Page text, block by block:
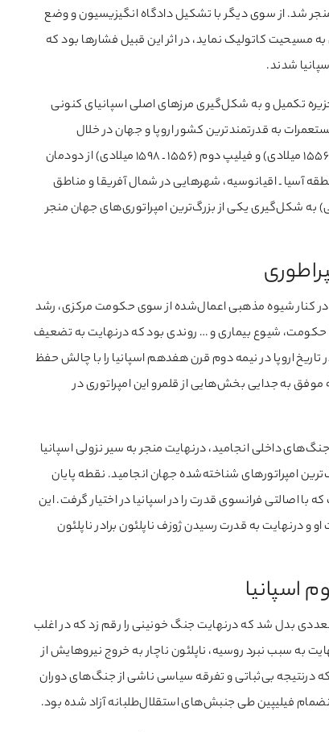
شد. از سوی دیگر با تشکیل دادگاه انگیزیسیون و وضع
کاتولیک نماید، در اثر این قبیل فشارها بود که
شدند.
۱۵۱۲، روند تمرکز قدرت در شبه‌جزیره تکمیل و به شکل‌گیری مرزهای اصلی اسپانیای کنونی
به قدرتمندترین کشور اروپا و جهان در خلال
قرن‌های شانزدهم و هفدهم به‌ویژه در دوران پادشاهی کارلوس یکم (۱۵۱۶ ـ ۱۵۵۶ میلادی) و فیلیپ دوم (۱۵۵۶ ـ ۱۵۹۸ میلادی) از دودمان
آسیا ـ اقیانوسیه، شهرهایی در شمال آفریقا و مناطق
به شکل‌گیری یکی از بزرگ‌ترین امپراتوری‌های جهان منجر
در کنار شیوه مذهبی اعمال‌شده از سوی حکومت مرکزی، رشد
حکومت، شیوع بیماری و … روندی بود که درنهایت به تضعیف
اروپا در نیمه دوم قرن هفدهم اسپانیا را با چالش حفظ
به جدایی بخش‌هایی از قلمرو این امپراتوری در
داخلی انجامید، درنهایت منجر به سیر نزولی اسپانیا
امپراتورهای شناخته‌شده جهان انجامید. نقطه پایان
اصالتی فرانسوی قدرت را در اسپانیا در اختیار گرفت. این
و درنهایت به قدرت رسیدن ژوزف ناپلئون برادر ناپلئون
اسپانیا
بدل شد که درنهایت جنگ خونینی را رقم زد که در اغلب
به سبب نبرد روسیه، ناپلئون ناچار به خروج نیروهایش از
درنتیجه بی‌ثباتی و تفرقه سیاسی ناشی از جنگ‌های دوران
انضمام فیلیپین طی جنبش‌های استقلال‌طلبانه آزاد شده بود.